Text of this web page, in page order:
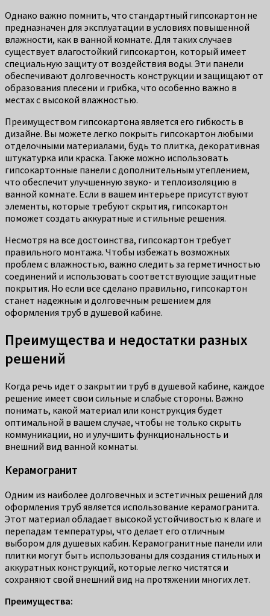
Однако важно помнить, что стандартный гипсокартон не
предназначен для эксплуатации в условиях повышенной
влажности, как в ванной комнате. Для таких случаев
существует влагостойкий гипсокартон, который имеет
специальную защиту от воздействия воды. Эти панели
обеспечивают долговечность конструкции и защищают от
образования плесени и грибка, что особенно важно в
местах с высокой влажностью.
Преимуществом гипсокартона является его гибкость в
дизайне. Вы можете легко покрыть гипсокартон любыми
отделочными материалами, будь то плитка, декоративная
штукатурка или краска. Также можно использовать
гипсокартонные панели с дополнительным утеплением,
что обеспечит улучшенную звуко- и теплоизоляцию в
ванной комнате. Если в вашем интерьере присутствуют
элементы, которые требуют скрытия, гипсокартон
поможет создать аккуратные и стильные решения.
Несмотря на все достоинства, гипсокартон требует
правильного монтажа. Чтобы избежать возможных
проблем с влажностью, важно следить за герметичностью
соединений и использовать соответствующие защитные
покрытия. Но если все сделано правильно, гипсокартон
станет надежным и долговечным решением для
оформления труб в душевой кабине.
Преимущества и недостатки разных
решений
Когда речь идет о закрытии труб в душевой кабине, каждое
решение имеет свои сильные и слабые стороны. Важно
понимать, какой материал или конструкция будет
оптимальной в вашем случае, чтобы не только скрыть
коммуникации, но и улучшить функциональность и
внешний вид ванной комнаты.
Керамогранит
Одним из наиболее долговечных и эстетичных решений для
оформления труб является использование керамогранита.
Этот материал обладает высокой устойчивостью к влаге и
перепадам температуры, что делает его отличным
выбором для душевых кабин. Керамогранитные панели или
плитки могут быть использованы для создания стильных и
аккуратных конструкций, которые легко чистятся и
сохраняют свой внешний вид на протяжении многих лет.
Преимущества: